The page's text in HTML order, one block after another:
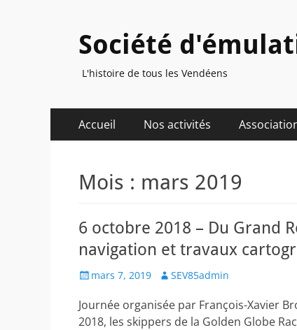
Société
L'histoire de tous les Vendéens
Menu
principal
Accueil Nos activités
Mois : mars 2019
6 octobre 2018 – Du Grand
navigation et travaux
Posted
mars 7, 2019 Author
SEV85admin
Journée organisée par François-Xavier
2018, les skippers de la Golden Globe